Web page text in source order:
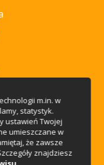
m.in. w
statystyk.
ustawień Twojej
umieszczane w
że zawsze
znajdziesz